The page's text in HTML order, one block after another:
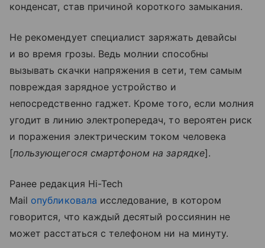
конденсат, став причиной короткого замыкания.
Не рекомендует специалист заряжать девайсы
и во время грозы. Ведь молнии способны
вызывать скачки напряжения в сети, тем самым
повреждая зарядное устройство и
непосредственно гаджет. Кроме того, если молния
угодит в линию электропередач, то вероятен риск
и поражения электрическим током человека
[пользующегося смартфоном на зарядке].
Ранее редакция Hi-Tech
Mail опубликовала исследование, в котором
говорится, что каждый десятый россиянин не
может расстаться с телефоном ни на минуту.